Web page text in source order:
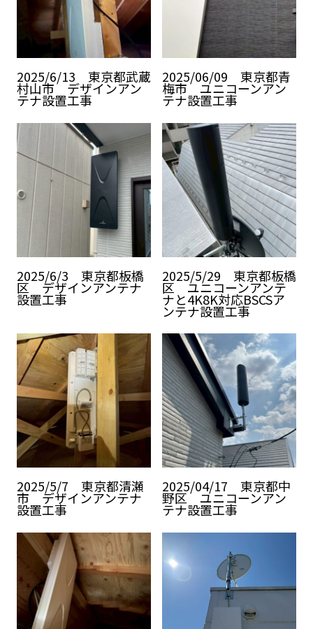
2025/6/13 東京都武蔵
村山市 デザインアン
テナ設置工事
2025/06/09 東京都青
梅市 ユニコーンアン
テナ設置工事
2025/6/3 東京都板橋
区 デザインアンテナ
設置工事
2025/5/29 東京都板橋
区 ユニコーンアンテ
ナと4K8K対応BSCSア
ンテナ設置工事
2025/5/7 東京都清瀬
市 デザインアンテナ
設置工事
2025/04/17 東京都中
野区 ユニコーンアン
テナ設置工事